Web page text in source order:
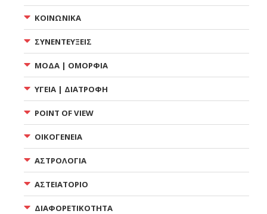
ΚΟΙΝΩΝΙΚΑ
ΣΥΝΕΝΤΕΥΞΕΙΣ
ΜΟΔΑ | ΟΜΟΡΦΙΑ
ΥΓΕΙΑ | ΔΙΑΤΡΟΦΗ
POINT OF VIEW
ΟΙΚΟΓΕΝΕΙΑ
ΑΣΤΡΟΛΟΓΙΑ
ΑΣΤΕΙΑΤΟΡΙΟ
ΔΙΑΦΟΡΕΤΙΚΟΤΗΤΑ